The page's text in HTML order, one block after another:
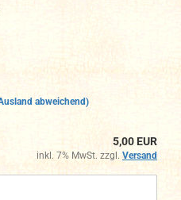
abweichend)
5,00 EUR
inkl. 7% MwSt. zzgl. Versand